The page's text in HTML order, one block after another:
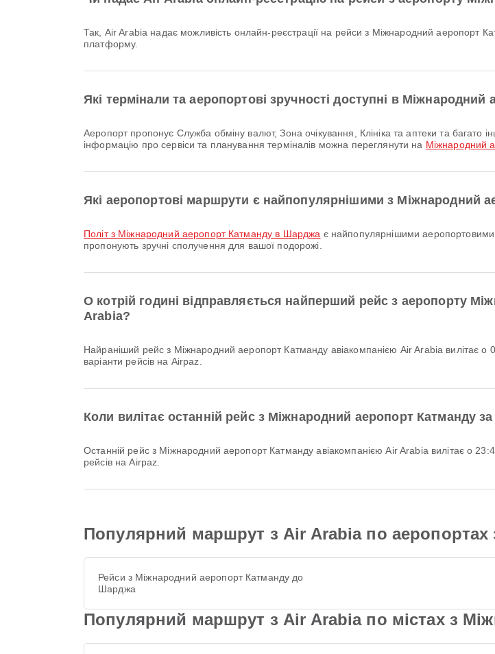
Так, Air Arabia надає можливість онлайн-реєстрації на рейси з Міжнародний аеропорт Катманду, що дозволяє зручно пройти реєстрацію на рейс через нашу
платформу.
Які термінали та аеропортові зручності доступні в
Аеропорт пропонує Служба обміну валют, Зона очікування, Клініка та аптеки та багато інших зручностей для покращення вашого досвіду подорожі. Детальну
інформацію про сервіси та планування терміналів можна переглянути на Міжнародний
Які аеропортові маршрути є найпопулярнішими з Міжнародний
політ з Міжнародний аеропорт Катманду в Шарджа є найпопулярнішими
пропонують зручні сполучення для вашої подорожі.
О котрій годині відправляється найперший рейс з аеропорту
Arabia?
Найраніший рейс з Міжнародний аеропорт Катманду авіакомпанією Air Arabia вилітає о 08:45. Ви можете переглянути цей розклад і порівняти інші доступні
варіанти рейсів на Airpaz.
Коли вилітає останній рейс з Міжнародний аеропорт Катманду
Останній рейс з Міжнародний аеропорт Катманду авіакомпанією Air Arabia вилітає о 23:45. Ви можете переглянути цей розклад і порівняти інші доступні варіанти
рейсів на Airpaz.
Популярний маршрут з Air Arabia по
Рейси з Міжнародний аеропорт Катманду до
Шарджа
Популярний маршрут з Air Arabia по містах з